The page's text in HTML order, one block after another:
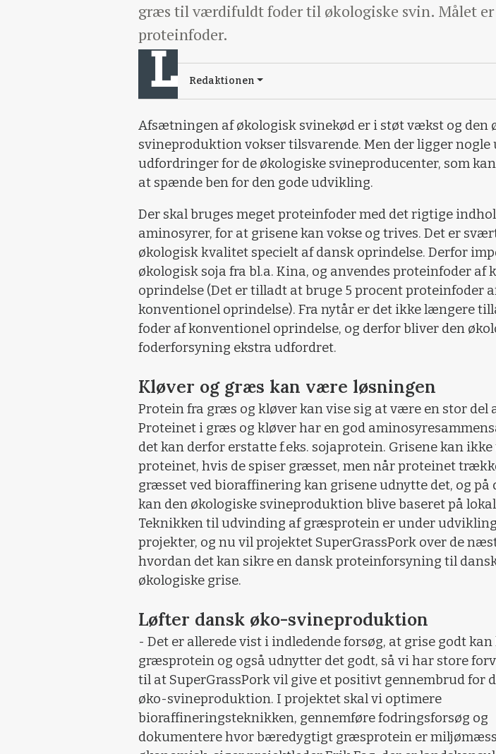
græs til værdifuldt foder til økologiske svin. Målet
proteinfoder.
Redaktionen
Afsætningen af økologisk svinekød er i støt vækst og den
svineproduktion vokser tilsvarende. Men der ligger nogle
udfordringer for de økologiske svineproducenter, som
at spænde ben for den gode udvikling.
Der skal bruges meget proteinfoder med det rigtige
aminosyrer, for at grisene kan vokse og trives. Det er
økologisk kvalitet specielt af dansk oprindelse. Derfor
økologisk soja fra bl.a. Kina, og anvendes proteinfoder af
oprindelse (Det er tilladt at bruge 5 procent proteinfoder
konventionel oprindelse). Fra nytår er det ikke længere
foder af konventionel oprindelse, og derfor bliver den
foderforsyning ekstra udfordret.
Kløver og græs kan være løsningen
Protein fra græs og kløver kan vise sig at være en stor del
Proteinet i græs og kløver har en god
det kan derfor erstatte f.eks. sojaprotein. Grisene kan
proteinet, hvis de spiser græsset, men når proteinet
græsset ved bioraffinering kan grisene udnytte det, og på
kan den økologiske svineproduktion blive baseret på
Teknikken til udvinding af græsprotein er under
projekter, og nu vil projektet SuperGrassPork over de
hvordan det kan sikre en dansk proteinforsyning til
økologiske grise.
Løfter dansk øko-svineproduktion
- Det er allerede vist i indledende forsøg, at grise godt kan
græsprotein og også udnytter det godt, så vi har store
til at SuperGrassPork vil give et positivt gennembrud for
øko-svineproduktion. I projektet skal vi optimere
bioraffineringsteknikken, gennemføre fodringsforsøg og
dokumentere hvor bæredygtigt græsprotein er